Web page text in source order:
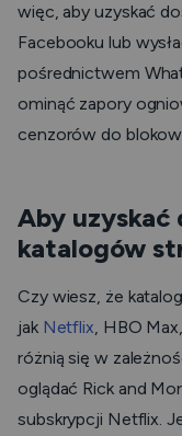
więc, aby uzyskać
Facebooku lub
pośrednictwem
ominąć zapory
cenzorów do
Aby uzyskać
katalogów
Czy wiesz, że
jak Netflix, HBO Max,
różnią się w
oglądać Rick and
subskrypcji Netflix.